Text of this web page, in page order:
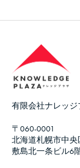
有限会社ナレッジ
〒060-0001
北海道札幌市中
敷島北一条ビル6